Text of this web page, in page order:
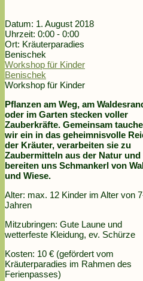
Datum: 1. August 2018
Uhrzeit: 0:00 - 0:00
Ort: Kräuterparadies
Benischek
Workshop für Kinder
Benischek
Workshop für Kinder
Pflanzen am Weg, am
oder im Garten stecken voller
Zauberkräfte. Gemeinsam
wir ein in das geheimnisvolle
der Kräuter, verarbeiten sie zu
Zaubermitteln aus der Natur und
bereiten uns Schmankerl von
und Wiese.
Alter: max. 12 Kinder im Alter von
Jahren
Mitzubringen: Gute Laune und
wetterfeste Kleidung, ev. Schürze
Kosten: 10 € (gefördert vom
Kräuterparadies im Rahmen des
Ferienpasses)